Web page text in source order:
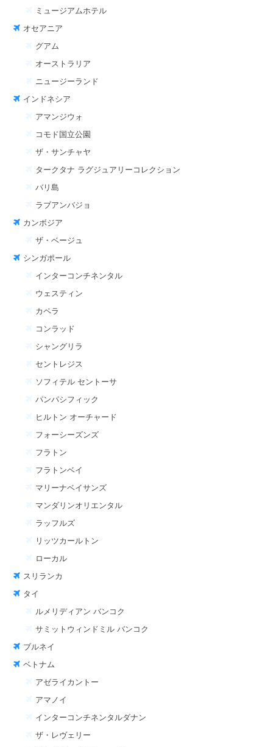
ミュージアムホテル
オセアニア
グアム
オーストラリア
ニュージーランド
インドネシア
アマンジウォ
コモド国立公園
ザ・サンチャヤ
タークタナ ラグジュアリーコレクション
バリ島
ラブアンバジョ
カンボジア
ザ・ベージュ
シンガポール
インターコンチネンタル
ウェスティン
カペラ
コンラッド
シャングリラ
セントレジス
ソフィテル セントーサ
パンパシフィック
ヒルトン オーチャード
フォーシーズンズ
フラトン
フラトンベイ
マリーナベイサンズ
マンダリンオリエンタル
ラッフルズ
リッツカールトン
ローカル
スリランカ
タイ
ルメリディアン バンコク
サミットウィンドミル バンコク
ブルネイ
ベトナム
アゼライカントー
アマノイ
インターコンチネンタルダナン
ザ・レヴェリー